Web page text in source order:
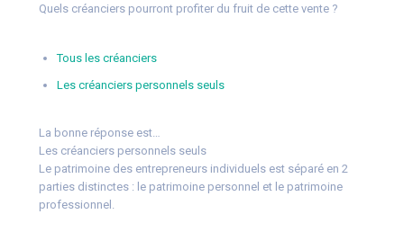
Quels créanciers pourront profiter du fruit de cette vente ?
Tous les créanciers
Les créanciers personnels seuls
La bonne réponse est…
Les créanciers personnels seuls
Le patrimoine des entrepreneurs individuels est séparé en 2
parties distinctes : le patrimoine personnel et le patrimoine
professionnel.